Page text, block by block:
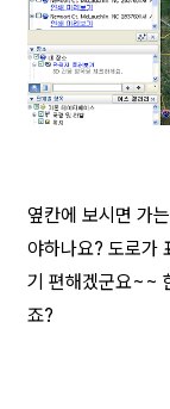
옆칸에 보시면 가
야하나요? 도로가
기 편해겠군요~~
죠?